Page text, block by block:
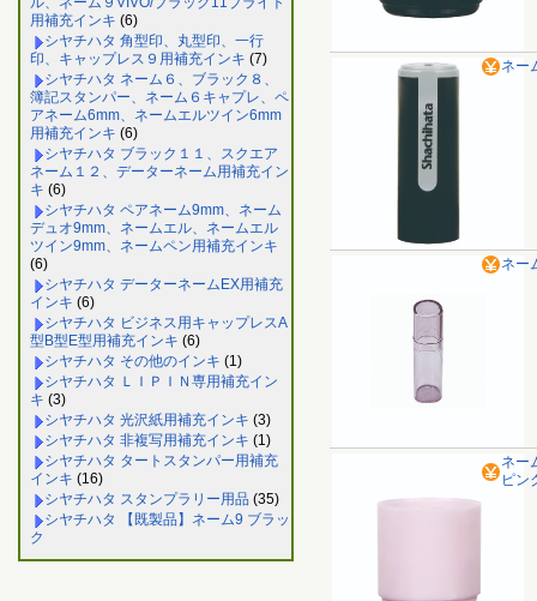
用補充インキ (6)
シヤチハタ 角型印、丸型印、一行
印、キャップレス９用補充インキ (7)
シヤチハタ ネーム６、ブラック８、
簿記スタンパー、ネーム６キャプレ、ペ
アネーム6mm、ネームエルツイン6mm
用補充インキ (6)
シヤチハタ ブラック１１、スクエア
ネーム１２、データーネーム用補充イン
キ (6)
シヤチハタ ペアネーム9mm、ネーム
デュオ9mm、ネームエル、ネームエル
ツイン9mm、ネームペン用補充インキ
(6)
シヤチハタ データーネームEX用補充
インキ (6)
シヤチハタ ビジネス用キャップレスA
型B型E型用補充インキ (6)
シヤチハタ その他のインキ (1)
シヤチハタ ＬＩＰＩＮ専用補充イン
キ (3)
シヤチハタ 光沢紙用補充インキ (3)
シヤチハタ 非複写用補充インキ (1)
シヤチハタ タートスタンパー用補充
インキ (16)
シヤチハタ スタンプラリー用品 (35)
シヤチハタ 【既製品】ネーム9 ブラッ
ク
ネ
ネー
ネ
ピン